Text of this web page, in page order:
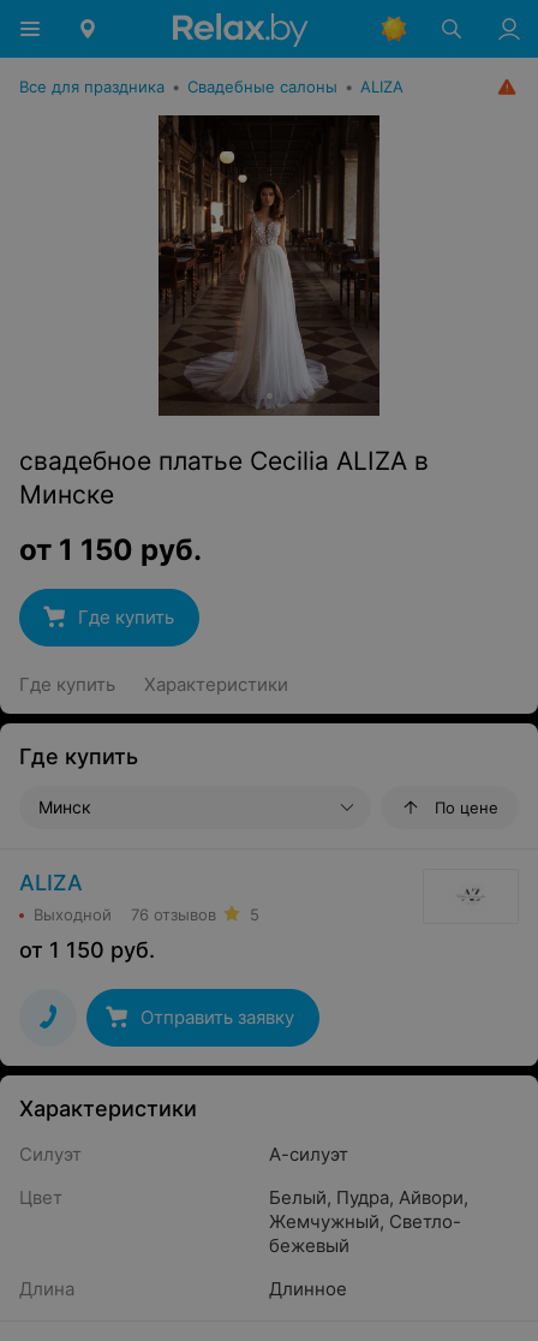
Все для праздника • Свадебные салоны • ALIZA
свадебное платье Cecilia ALIZA в
Минске
от 1 150 руб.
Где купить
Где купить Характеристики
Где купить
Минск По цене
ALIZA
Выходной 76 отзывов 5
от 1 150 руб.
Отправить заявку
Характеристики
Силуэт
А-силуэт
Цвет
Белый, Пудра, Айвори,
Жемчужный, Светло-
бежевый
Длина
Длинное